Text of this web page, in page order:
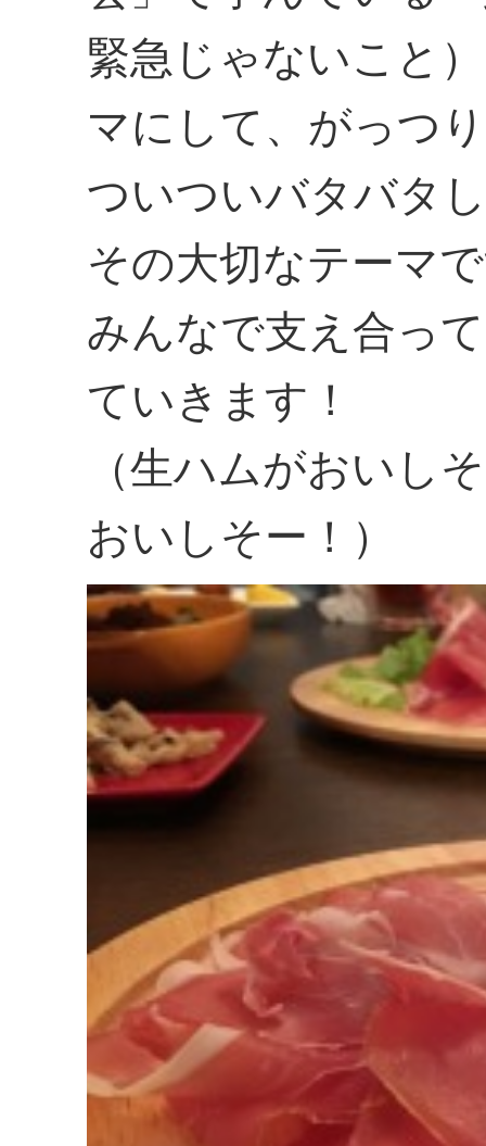
緊急じゃないこと
マにして、がっつ
ついついバタバタ
その大切なテーマ
みんなで支え合っ
ていきます！
（生ハムがおいし
おいしそー！）